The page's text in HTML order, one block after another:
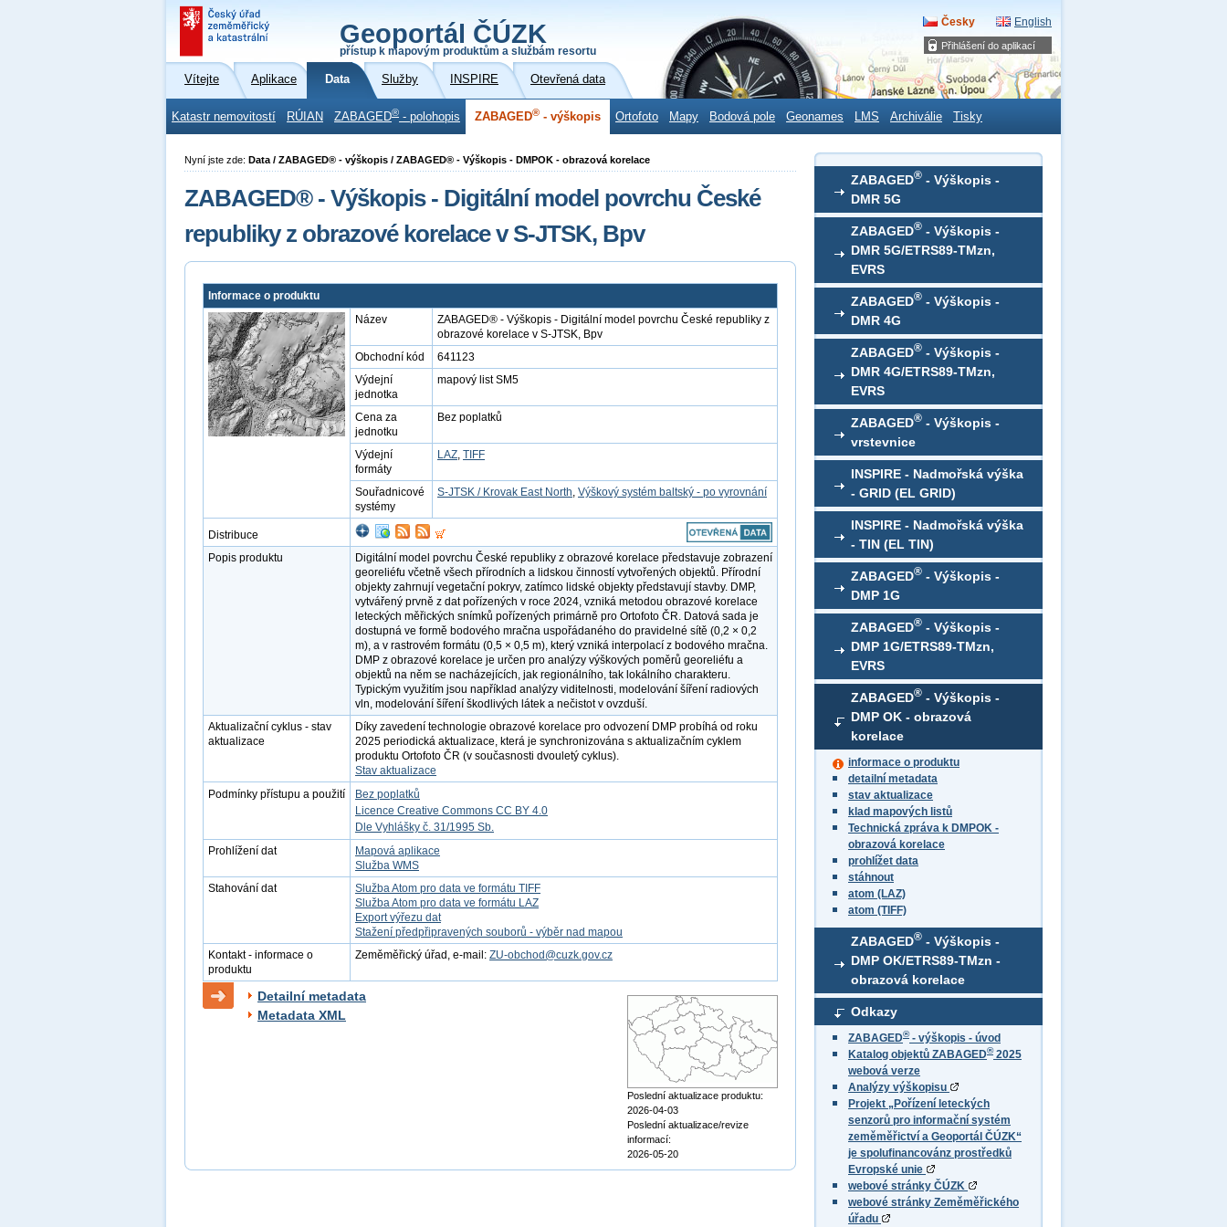
Přihlášení do aplikací
Geoportál ČÚZK
přístup k mapovým produktům a službám resortu
Česky English
Vítejte Aplikace Data Služby INSPIRE Otevřená data
Katastr nemovitostí RÚIAN ZABAGED® - polohopis ZABAGED® - výškopis Ortofoto Mapy Bodová pole Geonames LMS Archiválie Tisky
ZABAGED® - Výškopis -
DMR 5G
ZABAGED® - Výškopis -
DMR 5G/ETRS89-TMzn,
EVRS
ZABAGED® - Výškopis -
DMR 4G
ZABAGED® - Výškopis -
DMR 4G/ETRS89-TMzn,
EVRS
ZABAGED® - Výškopis -
vrstevnice
INSPIRE - Nadmořská výška
- GRID (EL GRID)
INSPIRE - Nadmořská výška
- TIN (EL TIN)
ZABAGED® - Výškopis -
DMP 1G
ZABAGED® - Výškopis -
DMP 1G/ETRS89-TMzn,
EVRS
ZABAGED® - Výškopis -
DMP OK - obrazová
korelace
informace o produktu
detailní metadata
stav aktualizace
klad mapových listů
Technická zpráva k DMPOK -
obrazová korelace
prohlížet data
stáhnout
atom (LAZ)
atom (TIFF)
ZABAGED® - Výškopis -
DMP OK/ETRS89-TMzn -
obrazová korelace
Odkazy
ZABAGED®- výškopis - úvod
Katalog objektů ZABAGED®2025
webová verze
Analýzy výškopisu
Projekt „Pořízení leteckých
senzorů pro informační systém
zeměměřictví a Geoportál ČÚZK“
je spolufinancovánz prostředků
Evropské unie
webové stránky ČÚZK
webové stránky Zeměměřického
úřadu
Nyní jste zde: Data / ZABAGED® - výškopis / ZABAGED® - Výškopis - DMPOK - obrazová korelace
ZABAGED® - Výškopis - Digitální model povrchu České
republiky z obrazové korelace v S-JTSK, Bpv
Informace o produktu
Název
ZABAGED® - Výškopis - Digitální model povrchu České republiky z
obrazové korelace v S-JTSK, Bpv
Obchodní kód
641123
Výdejní
jednotka
mapový list SM5
Cena za
jednotku
Bez poplatků
Výdejní
formáty
LAZ, TIFF
Souřadnicové
systémy
S-JTSK / Krovak East North, Výškový systém baltský - po vyrovnání
Distribuce
Popis produktu
Digitální model povrchu České republiky z obrazové korelace představuje zobrazení
georeliéfu včetně všech přírodních a lidskou činností vytvořených objektů. Přírodní
objekty zahrnují vegetační pokryv, zatímco lidské objekty představují stavby. DMP,
vytvářený prvně z dat pořízených v roce 2024, vzniká metodou obrazové korelace
leteckých měřických snímků pořízených primárně pro Ortofoto ČR. Datová sada je
dostupná ve formě bodového mračna uspořádaného do pravidelné sítě (0,2 × 0,2
m), a v rastrovém formátu (0,5 × 0,5 m), který vzniká interpolací z bodového mračna.
DMP z obrazové korelace je určen pro analýzy výškových poměrů georeliéfu a
objektů na něm se nacházejících, jak regionálního, tak lokálního charakteru.
Typickým využitím jsou například analýzy viditelnosti, modelování šíření radiových
vln, modelování šíření škodlivých látek a nečistot v ovzduší.
Aktualizační cyklus - stav
aktualizace
Díky zavedení technologie obrazové korelace pro odvození DMP probíhá od roku
2025 periodická aktualizace, která je synchronizována s aktualizačním cyklem
produktu Ortofoto ČR (v současnosti dvouletý cyklus).
Stav aktualizace
Podmínky přístupu a použití
Bez poplatků
Licence Creative Commons CC BY 4.0
Dle Vyhlášky č. 31/1995 Sb.
Prohlížení dat
Mapová aplikace
Služba WMS
Stahování dat
Služba Atom pro data ve formátu TIFF
Služba Atom pro data ve formátu LAZ
Export výřezu dat
Stažení předpřipravených souborů - výběr nad mapou
Kontakt - informace o
produktu
Zeměměřický úřad, e-mail: ZU-obchod@cuzk.gov.cz
Detailní metadata
Metadata XML
Poslední aktualizace produktu:
2026-04-03
Poslední aktualizace/revize
informací:
2026-05-20